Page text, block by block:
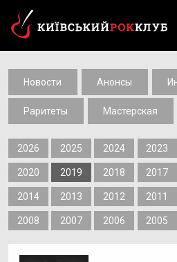
Новости Анонсы
Раритеты Мастерская
2026 2025 2024 2023
2020 2019 2018 2017
2014 2013 2012 2011
2008 2007 2006 2005